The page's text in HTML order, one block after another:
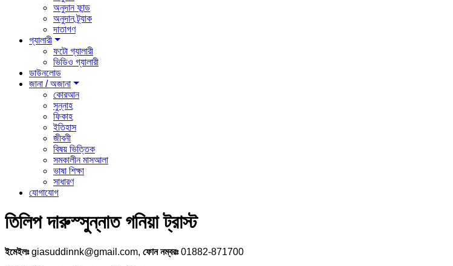
অনুদান ফান্ড
অনুদান ট্র্যাক
দাতাগণ
গ্যালারী
ফটো গ্যালারী
ভিডিও গ্যালারী
ডাউনলোড
জানা / অজানা
কোরআন
সুন্নাহ
ফিকাহ
ইতিহাস
জীবনী
বিষয় ভিত্তিক
সমকালীন মাসআলা
ভাষা শিক্ষা
সাধারণ
যোগাযোগ
তিলিপ দারুস্সুন্নাত গনিয়া ট্রাস্ট
ইমেইলঃgiasuddinnk@gmail.com, ফোন নম্বরঃ01882-871700